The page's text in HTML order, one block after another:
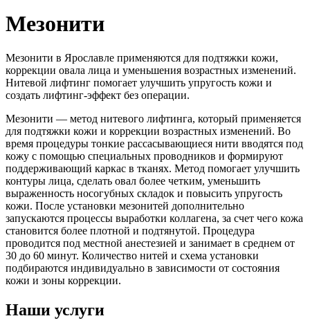
Skip
to
Мезонити
Мезонити в Ярославле применяются для подтяжки кожи,
коррекции овала лица и уменьшения возрастных изменений.
Нитевой лифтинг помогает улучшить упругость кожи и
создать лифтинг-эффект без операции.
Мезонити — метод нитевого лифтинга, который применяется
для подтяжки кожи и коррекции возрастных изменений. Во
время процедуры тонкие рассасывающиеся нити вводятся под
кожу с помощью специальных проводников и формируют
поддерживающий каркас в тканях. Метод помогает улучшить
контуры лица, сделать овал более четким, уменьшить
выраженность носогубных складок и повысить упругость
кожи. После установки мезонитей дополнительно
запускаются процессы выработки коллагена, за счет чего кожа
становится более плотной и подтянутой. Процедура
проводится под местной анестезией и занимает в среднем от
30 до 60 минут. Количество нитей и схема установки
подбираются индивидуально в зависимости от состояния
кожи и зоны коррекции.
Наши услуги